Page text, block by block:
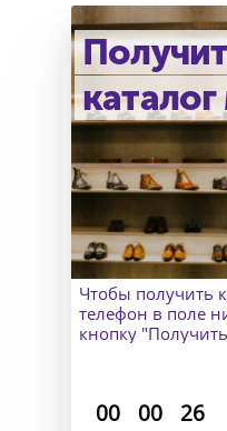
В Москве к
замерщик, а
из других
удаленный
макеты для
Как узнать
Чтобы получить
телефон в поле
кнопку
00 00 25